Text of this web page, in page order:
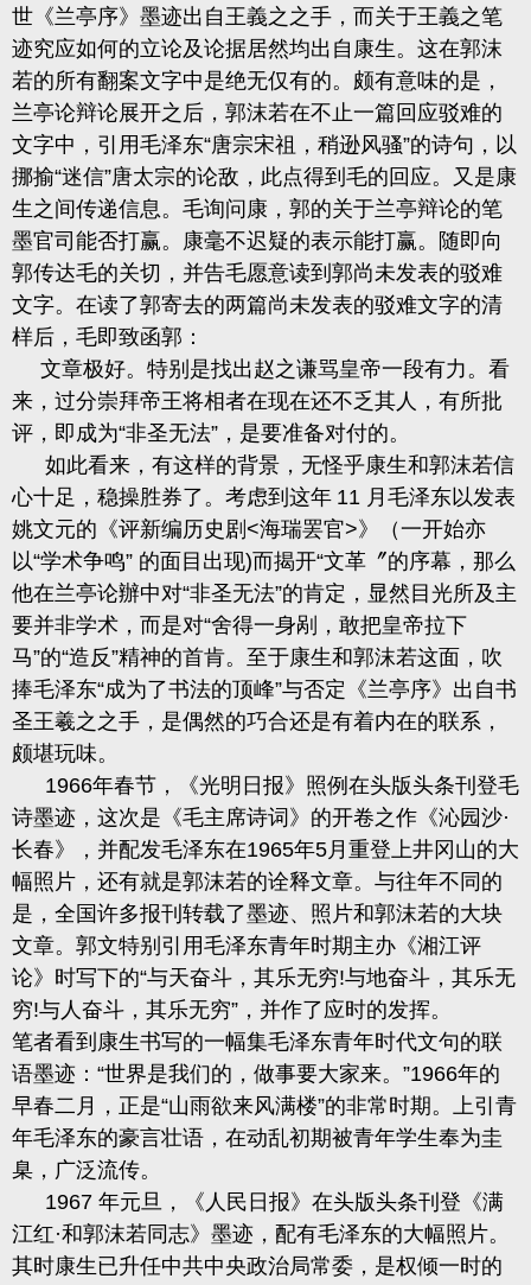
世《兰亭序》墨迹出自王義之之手，而关于王義之笔
迹究应如何的立论及论据居然均出自康生。这在郭沫
若的所有翻案文字中是绝无仅有的。颇有意味的是，
兰亭论辩论展开之后，郭沫若在不止一篇回应驳难的
文字中，引用毛泽东“唐宗宋祖，稍逊风骚”的诗句，以
挪揄“迷信”唐太宗的论敌，此点得到毛的回应。又是康
生之间传递信息。毛询问康，郭的关于兰亭辩论的笔
墨官司能否打赢。康毫不迟疑的表示能打赢。随即向
郭传达毛的关切，并告毛愿意读到郭尚未发表的驳难
文字。在读了郭寄去的两篇尚未发表的驳难文字的清
样后，毛即致函郭：
文章极好。特别是找出赵之谦骂皇帝一段有力。看
来，过分崇拜帝王将相者在现在还不乏其人，有所批
评，即成为“非圣无法”，是要准备对付的。
如此看来，有这样的背景，无怪乎康生和郭沫若信
心十足，稳操胜券了。考虑到这年 11 月毛泽东以发表
姚文元的《评新编历史剧 <海瑞罢官>》（一开始亦
以“学术争鸣” 的面目出现)而揭开“文革〞的序幕，那么
他在兰亭论辦中对“非圣无法”的肯定，显然 目 光所及主
要并非学术，而是对“舍得一身剐，敢把皇帝拉下
马”的“造反”精神的首肯。至于康生和郭沫若这面，吹
捧毛泽东“成为了书法的顶峰”与否定《兰亭序》出自书
圣王羲之之手，是偶然的巧合还是有着内在的联系，
颇堪玩味。
1966年春节，《光明日报》照例在头版头条刊 登毛
诗墨迹，这次是《毛主席诗词》的开卷之作《沁园沙·
长春》，并配发毛泽东在1965年5月重登上井冈山的大
幅照片，还有就是郭沫若的诠释文章。与往年不同的
是，全国许多报刊转载了墨迹、照片和郭沫若的大块
文章。郭文特别引用毛泽东青年时期主办 《湘江评
论》时写下的“与天奋斗，其乐无穷!与地奋斗，其乐无
穷!与人奋斗，其乐无穷”，并作了应时的发挥。
笔者看到康生书写的一幅集毛泽东青年时代文句的联
语墨迹： “世界是我们的，做事要大家来。 ”1966年的
早春二月，正是“山雨欲来风满楼”的非常时期。上引青
年毛泽东的豪言壮语，在动乱初期被青年学生奉为圭
臬，广泛流传。
1967 年元旦，《人民日报》在头版头条刊登《满
江红·和郭沫若同志》墨迹，配有毛泽东的大幅照片。
其时康生已升任中共中央政治局常委，是权倾一时的